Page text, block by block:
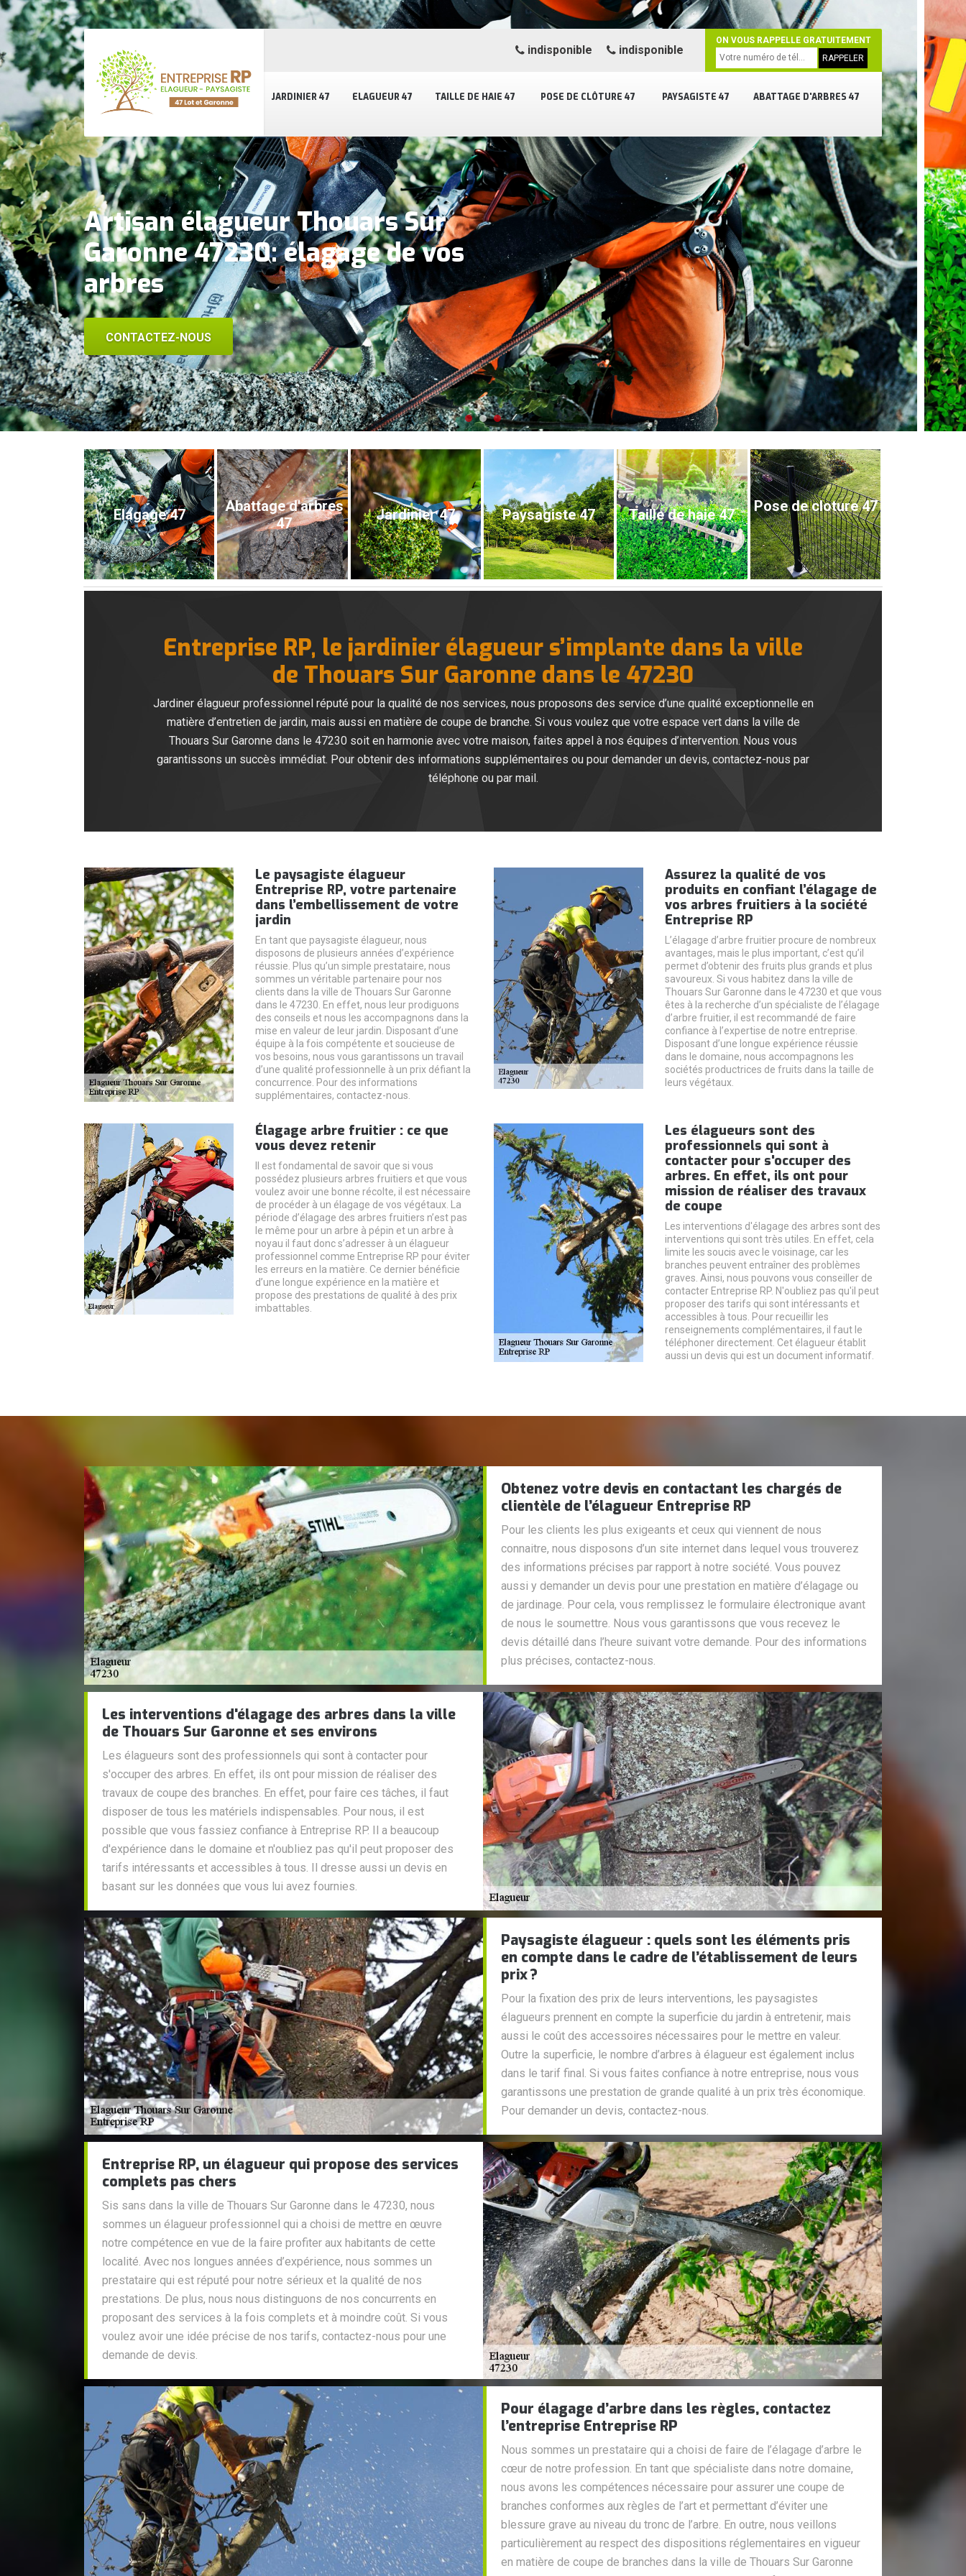
JARDINIER 47 ELAGUEUR 47 TAILLE DE HAIE 47 POSE DE CLÔTURE 47 PAYSAGISTE 47 ABATTAGE D'ARBRES 47
indisponible indisponible
ON VOUS RAPPELLE GRATUITEMENT
Artisan élagueur Thouars Sur
Garonne 47230: élagage de vos
arbres
CONTACTEZ-NOUS
Elagage 47
Abattage d'arbres
47
Jardinier 47 Paysagiste 47 Taille de haie 47 Pose de cloture 47
Entreprise RP, le jardinier élagueur s’implante dans la ville
de Thouars Sur Garonne dans le 47230
Jardiner élagueur professionnel réputé pour la qualité de nos services, nous proposons des service d’une qualité exceptionnelle en
matière d’entretien de jardin, mais aussi en matière de coupe de branche. Si vous voulez que votre espace vert dans la ville de
Thouars Sur Garonne dans le 47230 soit en harmonie avec votre maison, faites appel à nos équipes d’intervention. Nous vous
garantissons un succès immédiat. Pour obtenir des informations supplémentaires ou pour demander un devis, contactez-nous par
téléphone ou par mail.
Le paysagiste élagueur
Entreprise RP, votre partenaire
dans l’embellissement de votre
jardin
En tant que paysagiste élagueur, nous
disposons de plusieurs années d’expérience
réussie. Plus qu’un simple prestataire, nous
sommes un véritable partenaire pour nos
clients dans la ville de Thouars Sur Garonne
dans le 47230. En effet, nous leur prodiguons
des conseils et nous les accompagnons dans la
mise en valeur de leur jardin. Disposant d’une
équipe à la fois compétente et soucieuse de
vos besoins, nous vous garantissons un travail
d’une qualité professionnelle à un prix défiant la
concurrence. Pour des informations
supplémentaires, contactez-nous.
Assurez la qualité de vos
produits en confiant l’élagage de
vos arbres fruitiers à la société
Entreprise RP
L’élagage d’arbre fruitier procure de nombreux
avantages, mais le plus important, c’est qu’il
permet d’obtenir des fruits plus grands et plus
savoureux. Si vous habitez dans la ville de
Thouars Sur Garonne dans le 47230 et que vous
êtes à la recherche d’un spécialiste de l’élagage
d’arbre fruitier, il est recommandé de faire
confiance à l’expertise de notre entreprise.
Disposant d’une longue expérience réussie
dans le domaine, nous accompagnons les
sociétés productrices de fruits dans la taille de
leurs végétaux.
Élagage arbre fruitier : ce que
vous devez retenir
Il est fondamental de savoir que si vous
possédez plusieurs arbres fruitiers et que vous
voulez avoir une bonne récolte, il est nécessaire
de procéder à un élagage de vos végétaux. La
période d’élagage des arbres fruitiers n’est pas
le même pour un arbre à pépin et un arbre à
noyau il faut donc s’adresser à un élagueur
professionnel comme Entreprise RP pour éviter
les erreurs en la matière. Ce dernier bénéficie
d’une longue expérience en la matière et
propose des prestations de qualité à des prix
imbattables.
Les élagueurs sont des
professionnels qui sont à
contacter pour s'occuper des
arbres. En effet, ils ont pour
mission de réaliser des travaux
de coupe
Les interventions d'élagage des arbres sont des
interventions qui sont très utiles. En effet, cela
limite les soucis avec le voisinage, car les
branches peuvent entraîner des problèmes
graves. Ainsi, nous pouvons vous conseiller de
contacter Entreprise RP. N'oubliez pas qu'il peut
proposer des tarifs qui sont intéressants et
accessibles à tous. Pour recueillir les
renseignements complémentaires, il faut le
téléphoner directement. Cet élagueur établit
aussi un devis qui est un document informatif.
Obtenez votre devis en contactant les chargés de
clientèle de l’élagueur Entreprise RP
Pour les clients les plus exigeants et ceux qui viennent de nous
connaitre, nous disposons d’un site internet dans lequel vous trouverez
des informations précises par rapport à notre société. Vous pouvez
aussi y demander un devis pour une prestation en matière d’élagage ou
de jardinage. Pour cela, vous remplissez le formulaire électronique avant
de nous le soumettre. Nous vous garantissons que vous recevez le
devis détaillé dans l’heure suivant votre demande. Pour des informations
plus précises, contactez-nous.
Les interventions d'élagage des arbres dans la ville
de Thouars Sur Garonne et ses environs
Les élagueurs sont des professionnels qui sont à contacter pour
s'occuper des arbres. En effet, ils ont pour mission de réaliser des
travaux de coupe des branches. En effet, pour faire ces tâches, il faut
disposer de tous les matériels indispensables. Pour nous, il est
possible que vous fassiez confiance à Entreprise RP. Il a beaucoup
d'expérience dans le domaine et n'oubliez pas qu'il peut proposer des
tarifs intéressants et accessibles à tous. Il dresse aussi un devis en
basant sur les données que vous lui avez fournies.
Paysagiste élagueur : quels sont les éléments pris
en compte dans le cadre de l’établissement de leurs
prix ?
Pour la fixation des prix de leurs interventions, les paysagistes
élagueurs prennent en compte la superficie du jardin à entretenir, mais
aussi le coût des accessoires nécessaires pour le mettre en valeur.
Outre la superficie, le nombre d’arbres à élagueur est également inclus
dans le tarif final. Si vous faites confiance à notre entreprise, nous vous
garantissons une prestation de grande qualité à un prix très économique.
Pour demander un devis, contactez-nous.
Entreprise RP, un élagueur qui propose des services
complets pas chers
Sis sans dans la ville de Thouars Sur Garonne dans le 47230, nous
sommes un élagueur professionnel qui a choisi de mettre en œuvre
notre compétence en vue de la faire profiter aux habitants de cette
localité. Avec nos longues années d’expérience, nous sommes un
prestataire qui est réputé pour notre sérieux et la qualité de nos
prestations. De plus, nous nous distinguons de nos concurrents en
proposant des services à la fois complets et à moindre coût. Si vous
voulez avoir une idée précise de nos tarifs, contactez-nous pour une
demande de devis.
Pour élagage d’arbre dans les règles, contactez
l’entreprise Entreprise RP
Nous sommes un prestataire qui a choisi de faire de l’élagage d’arbre le
cœur de notre profession. En tant que spécialiste dans notre domaine,
nous avons les compétences nécessaire pour assurer une coupe de
branches conformes aux règles de l’art et permettant d’éviter une
blessure grave au niveau du tronc de l’arbre. En outre, nous veillons
particulièrement au respect des dispositions réglementaires en vigueur
en matière de coupe de branches dans la ville de Thouars Sur Garonne